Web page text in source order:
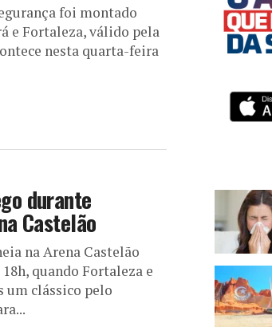
foi montado
e Fortaleza, válido pela
nesta quarta-feira
durante
Castelão
na Arena Castelão
quando Fortaleza e
um clássico pelo